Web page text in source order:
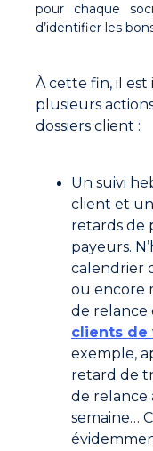
pour chaque
d’identifier les
À cette fin, il
plusieurs
dossiers client :
Un suivi
client et
retards de
payeurs.
calendrier
ou encore
de relance
clients de
exemple,
retard de
de relance
semaine…